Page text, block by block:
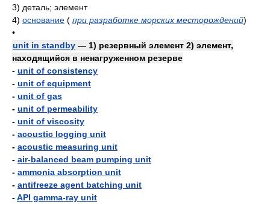
3) деталь; элемент
4) основание ( при разработке морских месторождений)
•
unit in standby — 1) резервный элемент 2) элемент,
находящийся в ненагруженном резерве
- unit of consistency
- unit of equipment
- unit of gas
- unit of permeability
- unit of viscosity
- acoustic logging unit
- acoustic measuring unit
- air-balanced beam pumping unit
- ammonia absorption unit
- antifreeze agent batching unit
-API gamma-ray unit